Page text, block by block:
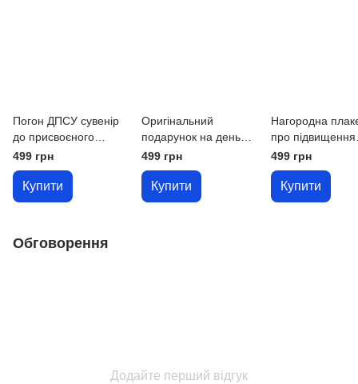
Погон ДПСУ сувенір
до присвоєного
звання памятна
плакетка подарок
499 грн
Купити
Оригінальний
подарунок на день
поліції — сувенірний
погон у подарунок
про присвоєння
чергового звання
499 грн
Купити
Нагородна
про підвищення
звання —
металу іменний
499 грн
Купити
Обговорення
Додайте перший відгук